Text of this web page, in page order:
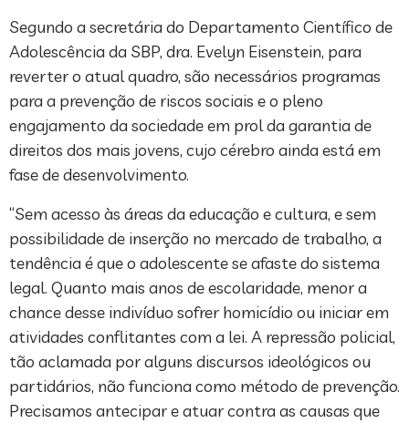
Segundo a secretária do Departamento Científico de
Adolescência da SBP, dra. Evelyn Eisenstein, para
reverter o atual quadro, são necessários programas
para a prevenção de riscos sociais e o pleno
engajamento da sociedade em prol da garantia de
direitos dos mais jovens, cujo cérebro ainda está em
fase de desenvolvimento.
“Sem acesso às áreas da educação e cultura, e sem
possibilidade de inserção no mercado de trabalho, a
tendência é que o adolescente se afaste do sistema
legal. Quanto mais anos de escolaridade, menor a
chance desse indivíduo sofrer homicídio ou iniciar em
atividades conflitantes com a lei. A repressão policial,
tão aclamada por alguns discursos ideológicos ou
partidários, não funciona como método de prevenção.
Precisamos antecipar e atuar contra as causas que